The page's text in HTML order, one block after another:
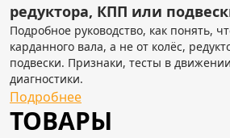
редуктора, КПП или
Подробное руководство, как понять,
карданного вала, а не от колёс,
подвески. Признаки, тесты в
диагностики.
Подробнее
ТОВАРЫ